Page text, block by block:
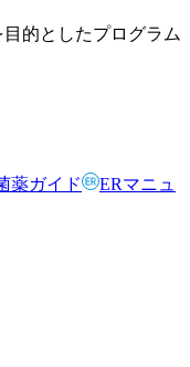
的としたプログラム
薬ガイド
ERマニュ